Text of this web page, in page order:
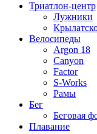
Триатлон-центр
Лужники
Велосипеды
Argon 18
Canyon
Factor
S-Works
Рамы
Бег
Беговая
Плавание